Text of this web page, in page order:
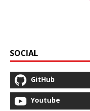
SOCIAL
GitHub
Youtube